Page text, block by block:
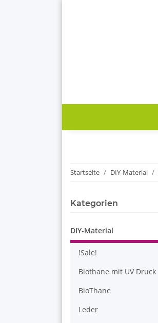
Startseite DIY-Material
Kategorien
DIY-Material
!Sale!
Biothane mit UV Druck
BioThane
Leder